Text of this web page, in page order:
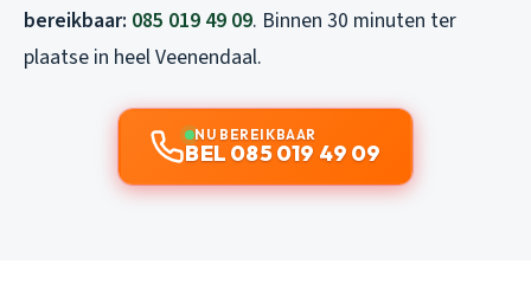
bereikbaar: 085 019 49 09. Binnen 30 minuten ter
plaatse in heel Veenendaal.
NU BEREIKBAAR
BEL 085 019 49 09